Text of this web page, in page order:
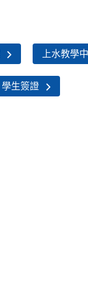
上水教學
學生簽證